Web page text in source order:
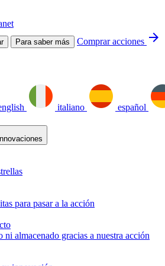
Para saber más Comprar acciones arrow_forward
italiano español
para pasar a la acción
ni almacenado gracias a nuestra acción